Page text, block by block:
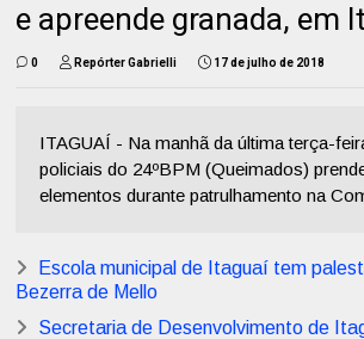
e apreende granada, em
0 Repórter Gabrielli 17 de julho de 2018
ITAGUAÍ - Na manhã da última terça-
policiais do 24ºBPM (Queimados)
elementos durante patrulhamento na
Escola municipal de Itaguaí tem
Bezerra de Mello
Secretaria de Desenvolvimento de